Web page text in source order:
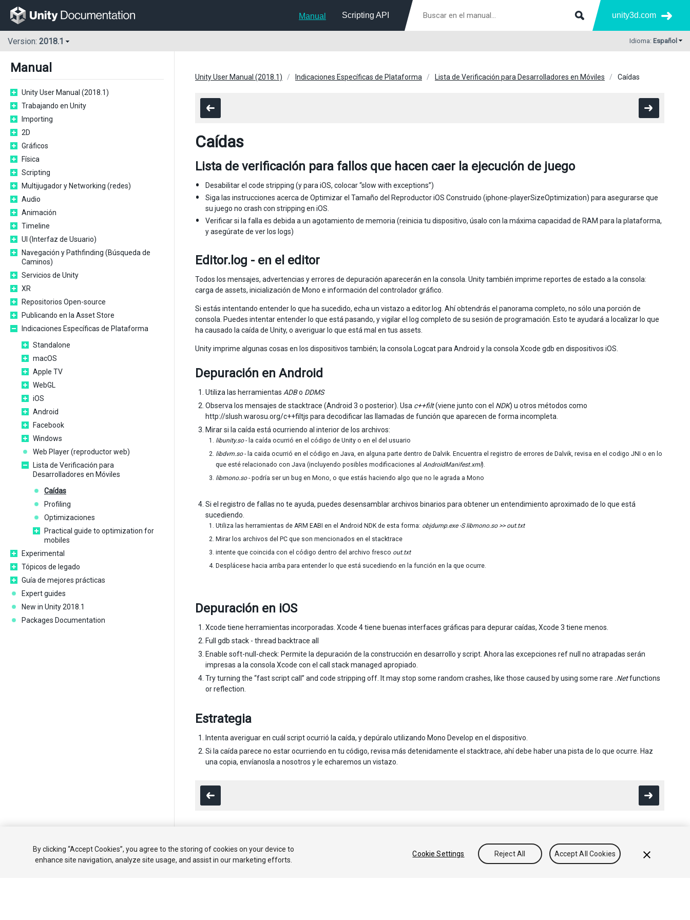
Manual Scripting API unity3d.com
Version: 2018.1 Idioma: Español
Manual
Unity User Manual (2018.1)
Trabajando en Unity
Importing
2D
Gráficos
Física
Scripting
Multijugador y Networking (redes)
Audio
Animación
Timeline
UI (Interfaz de Usuario)
Navegación y Pathfinding (Búsqueda de
Caminos)
Servicios de Unity
XR
Repositorios Open-source
Publicando en la Asset Store
Indicaciones Específicas de Plataforma
Standalone
macOS
Apple TV
WebGL
iOS
Android
Facebook
Windows
Web Player (reproductor web)
Lista de Verificación para
Desarrolladores en Móviles
Caídas
Profiling
Optimizaciones
Practical guide to optimization for
mobiles
Experimental
Tópicos de legado
Guía de mejores prácticas
Expert guides
New in Unity 2018.1
Packages Documentation
Unity User Manual (2018.1) Indicaciones Específicas de Plataforma Lista de Verificación para Desarrolladores en Móviles Caídas
Caídas
Lista de verificación para fallos que hacen caer la ejecución de juego
Desabilitar el code stripping (y para iOS, colocar “slow with exceptions”)
Siga las instrucciones acerca de Optimizar el Tamaño del Reproductor iOS Construido (iphone-playerSizeOptimization) para asegurarse que
su juego no crash con stripping en iOS.
Verificar si la falla es debida a un agotamiento de memoria (reinicia tu dispositivo, úsalo con la máxima capacidad de RAM para la plataforma,
y asegúrate de ver los logs)
Editor.log - en el editor
Todos los mensajes, advertencias y errores de depuración aparecerán en la consola. Unity también imprime reportes de estado a la consola:
carga de assets, inicialización de Mono e información del controlador gráfico.
Si estás intentando entender lo que ha sucedido, echa un vistazo a editor.log. Ahí obtendrás el panorama completo, no sólo una porción de
consola. Puedes intentar entender lo que está pasando, y vigilar el log completo de su sesión de programación. Esto te ayudará a localizar lo que
ha causado la caída de Unity, o averiguar lo que está mal en tus assets.
Unity imprime algunas cosas en los dispositivos también; la consola Logcat para Android y la consola Xcode gdb en dispositivos iOS.
Depuración en Android
Utiliza las herramientas ADBo DDMS
Observa los mensajes de stacktrace (Android 3 o posterior). Usa c++filt(viene junto con el NDK) u otros métodos como
http://slush.warosu.org/c++filtjs para decodificar las llamadas de función que aparecen de forma incompleta.
Mirar si la caída está ocurriendo al interior de los archivos:
libunity.so- la caída ocurrió en el código de Unity o en el del usuario
libdvm.so- la caida ocurrió en el código en Java, en alguna parte dentro de Dalvik. Encuentra el registro de errores de Dalvik, revisa en el codigo JNI o en lo
que esté relacionado con Java (incluyendo posibles modificaciones al AndroidManifest.xml).
libmono.so- podría ser un bug en Mono, o que estás haciendo algo que no le agrada a Mono
Si el registro de fallas no te ayuda, puedes desensamblar archivos binarios para obtener un entendimiento aproximado de lo que está
sucediendo.
Utiliza las herramientas de ARM EABI en el Android NDK de esta forma: objdump.exe -S libmono.so >> out.txt
Mirar los archivos del PC que son mencionados en el stacktrace
intente que coincida con el código dentro del archivo fresco out.txt
Desplácese hacia arriba para entender lo que está sucediendo en la función en la que ocurre.
Depuración en iOS
Xcode tiene herramientas incorporadas. Xcode 4 tiene buenas interfaces gráficas para depurar caídas, Xcode 3 tiene menos.
Full gdb stack - thread backtrace all
Enable soft-null-check: Permite la depuración de la construcción en desarrollo y script. Ahora las excepciones ref null no atrapadas serán
impresas a la consola Xcode con el call stack managed apropiado.
Try turning the “fast script call” and code stripping off. It may stop some random crashes, like those caused by using some rare .Netfunctions
or reflection.
Estrategia
Intenta averiguar en cuál script ocurrió la caída, y depúralo utilizando Mono Develop en el dispositivo.
Si la caída parece no estar ocurriendo en tu código, revisa más detenidamente el stacktrace, ahí debe haber una pista de lo que ocurre. Haz
una copia, envíanosla a nosotros y le echaremos un vistazo.
Copyright © 2018 Unity Technologies. Publication 2018.1
By clicking “Accept Cookies”, you agree to the storing of cookies on your device to
enhance site navigation, analyze site usage, and assist in our marketing efforts.
Cookie Settings Reject All Accept All Cookies